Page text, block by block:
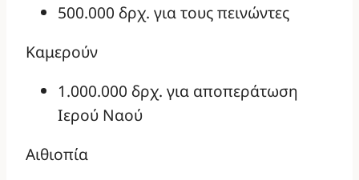
500.000 δρχ. για τους πεινώντες
Καμερούν
1.000.000 δρχ. για αποπεράτωση
Ιερού Ναού
Αιθιοπία